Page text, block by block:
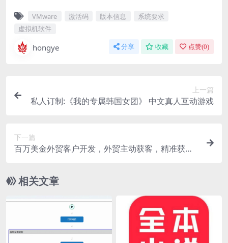
VMware 激活码 版本信息
系统要求
虚拟机软件
hongye 分享 收藏 点赞(0)
上一篇
私人订制:《我的专属韩国女团》 中文真人互动游戏
下一篇
百万美金外贸客户开发，外贸主动获客，精准获客
相关文章